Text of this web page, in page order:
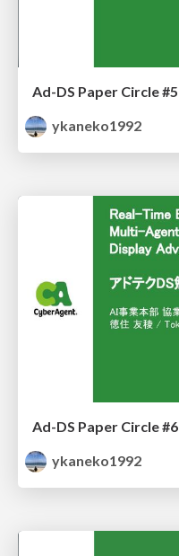
Ad-DS Paper Circle #5
ykaneko1992
Ad-DS Paper Circle #6
ykaneko1992